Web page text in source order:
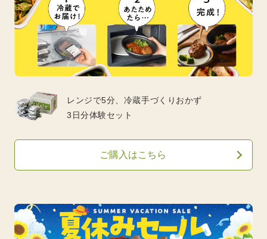
レンジで5分、冷蔵手づくりおかず
3日分体験セット
ご購入はこちら